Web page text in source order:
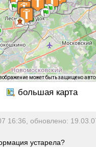
может быть защищено
16:36, обновлено:
устарела?